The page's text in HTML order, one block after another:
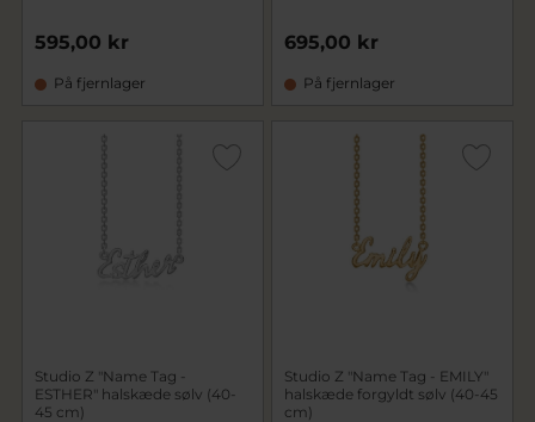
595,00 kr
På fjernlager
695,00 kr
På fjernlager
Studio Z "Name Tag -
ESTHER" halskæde sølv (40-
45 cm)
Studio Z "Name Tag - EMILY"
halskæde forgyldt sølv (40-45
cm)